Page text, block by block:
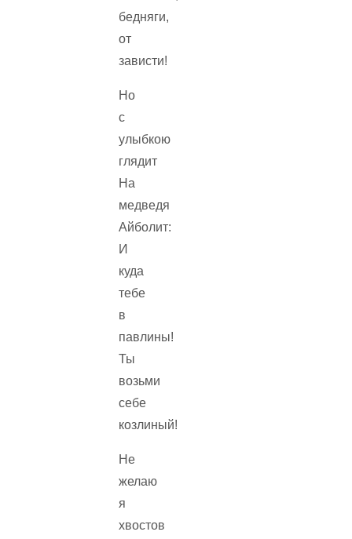
бедняги,
от
зависти!
Но
с
улыбкою
глядит
На
медведя
Айболит:
И
куда
тебе
в
павлины!
Ты
возьми
себе
козлиный!
Не
желаю
я
хвостов